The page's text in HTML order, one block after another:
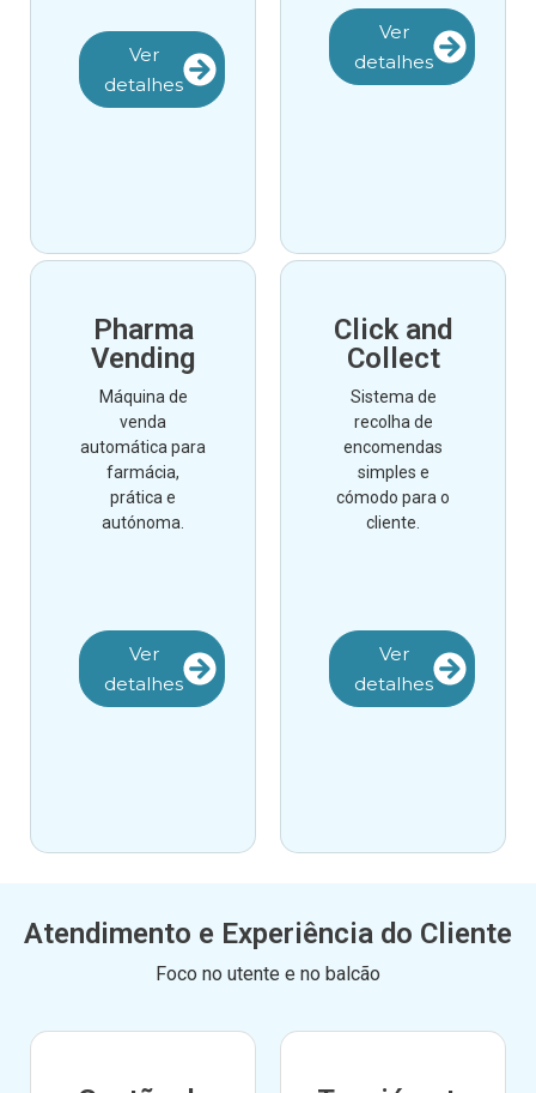
Ver
detalhes
Ver
detalhes
Pharma
Vending
Máquina de
venda
automática para
farmácia,
prática e
autónoma.
Ver
detalhes
Click and
Collect
Sistema de
recolha de
encomendas
simples e
cómodo para o
cliente.
Ver
detalhes
Atendimento e Experiência do Cliente
Foco no utente e no balcão